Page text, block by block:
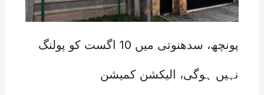
پونچھ، سدھنوتی میں 10 اگست کو پولنگ
نہیں ہوگی، الیکشن کمیشن